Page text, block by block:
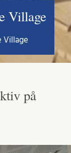
Village
Village
på